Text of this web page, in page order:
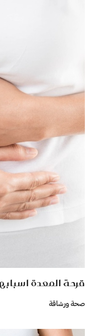
قرحة المعدة
صحة ورشاقة